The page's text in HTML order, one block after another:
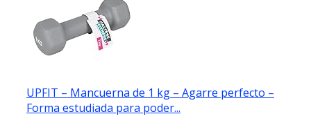
UPFIT – Mancuerna de 1 kg – Agarre perfecto –
Forma estudiada para poder...